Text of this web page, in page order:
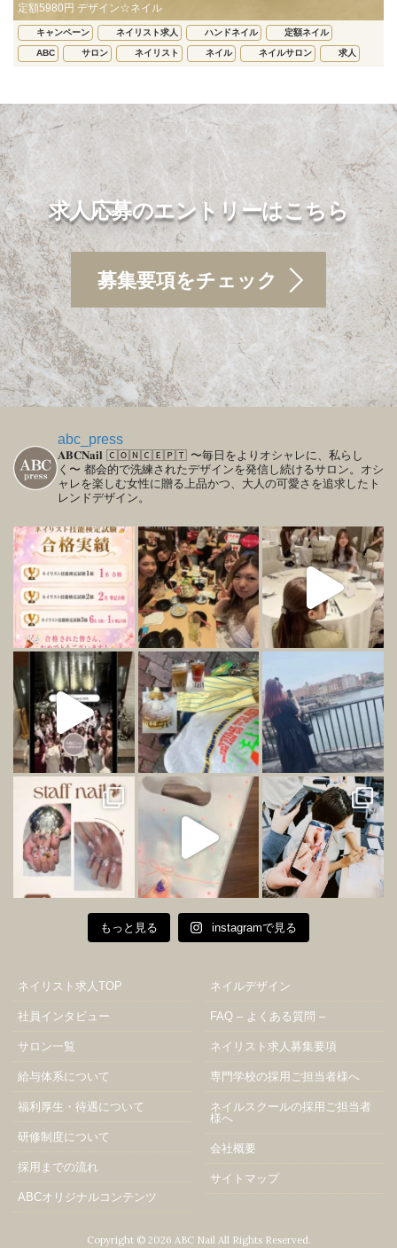
定額5980円 デザイン☆ネイル
キャンペーン ネイリスト求人 ハンドネイル 定額ネイル
ABC サロン ネイリスト ネイル ネイルサロン 求人
求人応募のエントリーはこちら
募集要項をチェック
abc_press
𝐀𝐁𝐂𝐍𝐚𝐢𝐥 🄲🄾🄽🄲🄴🄿🅃 〜毎日をよりオシャレに、私らし
く〜 都会的で洗練されたデザインを発信し続けるサロン。オシ
ャレを楽しむ女性に贈る上品かつ、大人の可愛さを追求したト
レンドデザイン。
もっと見る instagramで見る
ネイリスト求人TOP
社員インタビュー
サロン一覧
給与体系について
福利厚生・待遇について
研修制度について
採用までの流れ
ABCオリジナルコンテンツ
ネイルデザイン
FAQ – よくある質問 –
ネイリスト求人募集要項
専門学校の採用ご担当者様へ
ネイルスクールの採用ご担当者
様へ
会社概要
サイトマップ
Copyright © 2026 ABC Nail All Rights Reserved.